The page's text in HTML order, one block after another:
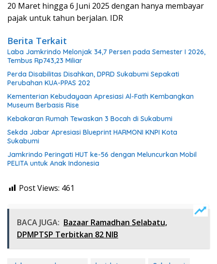
20 Maret hingga 6 Juni 2025 dengan hanya membayar
pajak untuk tahun berjalan. IDR
Berita Terkait
Laba Jamkrindo Melonjak 34,7 Persen pada Semester I 2026,
Tembus Rp743,23 Miliar
Perda Disabilitas Disahkan, DPRD Sukabumi Sepakati
Perubahan KUA-PPAS 202
Kementerian Kebudayaan Apresiasi Al-Fath Kembangkan
Museum Berbasis Rise
Kebakaran Rumah Tewaskan 3 Bocah di Sukabumi
Sekda Jabar Apresiasi Blueprint HARMONI KNPI Kota
Sukabumi
Jamkrindo Peringati HUT ke-56 dengan Meluncurkan Mobil
PELITA untuk Anak Indonesia
Post Views: 461
BACA JUGA: Bazaar Ramadhan Selabatu,
DPMPTSP Terbitkan 82 NIB